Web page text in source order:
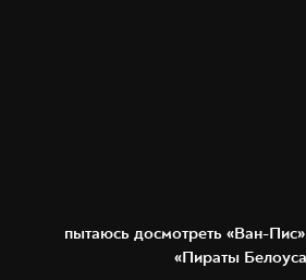
пытаюсь досмотреть «Ван-
«Пираты